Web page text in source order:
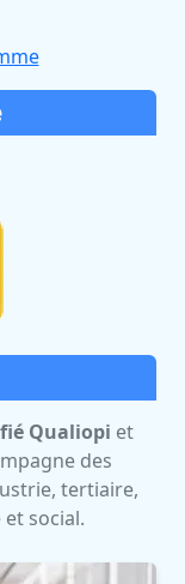
Qualiopi et
des
tertiaire,
social.